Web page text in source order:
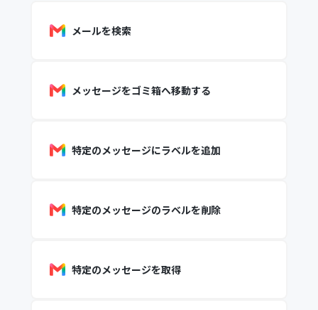
メールを検索
メッセージをゴミ箱へ移動する
特定のメッセージにラベルを追加
特定のメッセージのラベルを削除
特定のメッセージを取得